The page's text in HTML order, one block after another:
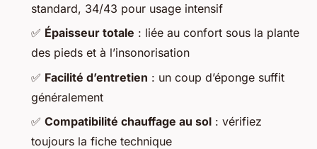
standard, 34/43 pour usage intensif
✅ Épaisseur totale : liée au confort sous la plante
des pieds et à l’insonorisation
✅ Facilité d’entretien : un coup d’éponge suffit
généralement
✅ Compatibilité chauffage au sol : vérifiez
toujours la fiche technique